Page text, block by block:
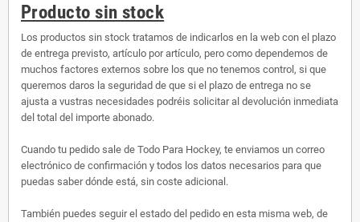
Producto sin stock
Los productos sin stock tratamos de indicarlos en la web con el plazo
de entrega previsto, artículo por artículo, pero como dependemos de
muchos factores externos sobre los que no tenemos control, si que
queremos daros la seguridad de que si el plazo de entrega no se
ajusta a vustras necesidades podréis solicitar al devolución inmediata
del total del importe abonado.
Cuando tu pedido sale de Todo Para Hockey, te enviamos un correo
electrónico de confirmación y todos los datos necesarios para que
puedas saber dónde está, sin coste adicional.
También puedes seguir el estado del pedido en esta misma web, de